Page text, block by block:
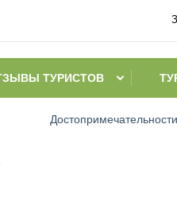
ТУРИСТОВ
Достопримечательности